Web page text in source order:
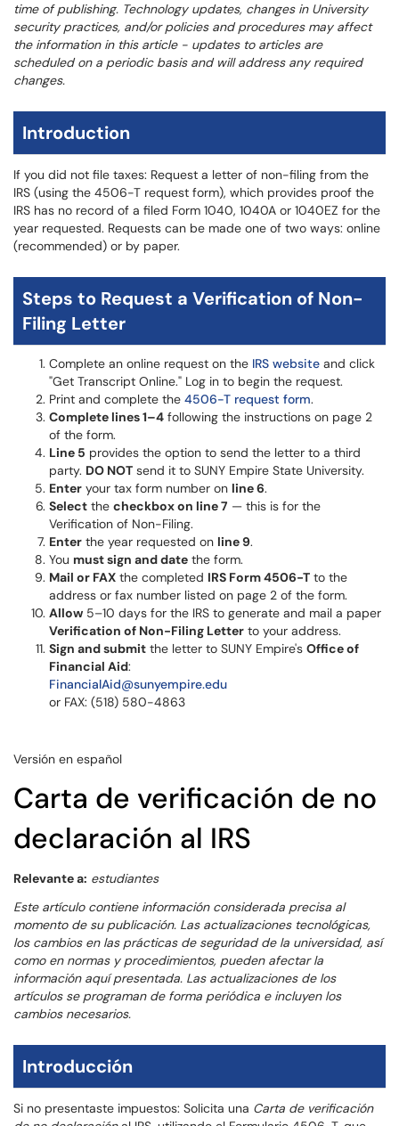
time of publishing. Technology updates, changes in University
security practices, and/or policies and procedures may affect
the information in this article - updates to articles are
scheduled on a periodic basis and will address any required
changes.
Introduction
If you did not file taxes: Request a letter of non-filing from the
IRS (using the 4506-T request form), which provides proof the
IRS has no record of a filed Form 1040, 1040A or 1040EZ for the
year requested. Requests can be made one of two ways: online
(recommended) or by paper.
Steps to Request a Verification of Non-
Filing Letter
Complete an online request on the IRS website and click
"Get Transcript Online." Log in to begin the request.
Print and complete the 4506-T request form.
Complete lines 1–4 following the instructions on page 2
of the form.
Line 5 provides the option to send the letter to a third
party. DO NOT send it to SUNY Empire State University.
Enter your tax form number on line 6.
Select the checkbox on line 7 — this is for the
Verification of Non-Filing.
Enter the year requested on line 9.
You must sign and date the form.
Mail or FAX the completed IRS Form 4506-T to the
address or fax number listed on page 2 of the form.
Allow 5–10 days for the IRS to generate and mail a paper
Verification of Non-Filing Letter to your address.
Sign and submit the letter to SUNY Empire's Office of
Financial Aid:
FinancialAid@sunyempire.edu
or FAX: (518) 580-4863
Versión en español
Carta de verificación de no
declaración al IRS
Relevante a: estudiantes
Este artículo contiene información considerada precisa al
momento de su publicación. Las actualizaciones tecnológicas,
los cambios en las prácticas de seguridad de la universidad, así
como en normas y procedimientos, pueden afectar la
información aquí presentada. Las actualizaciones de los
artículos se programan de forma periódica e incluyen los
cambios necesarios.
Introducción
Si no presentaste impuestos: Solicita una Carta de verificación